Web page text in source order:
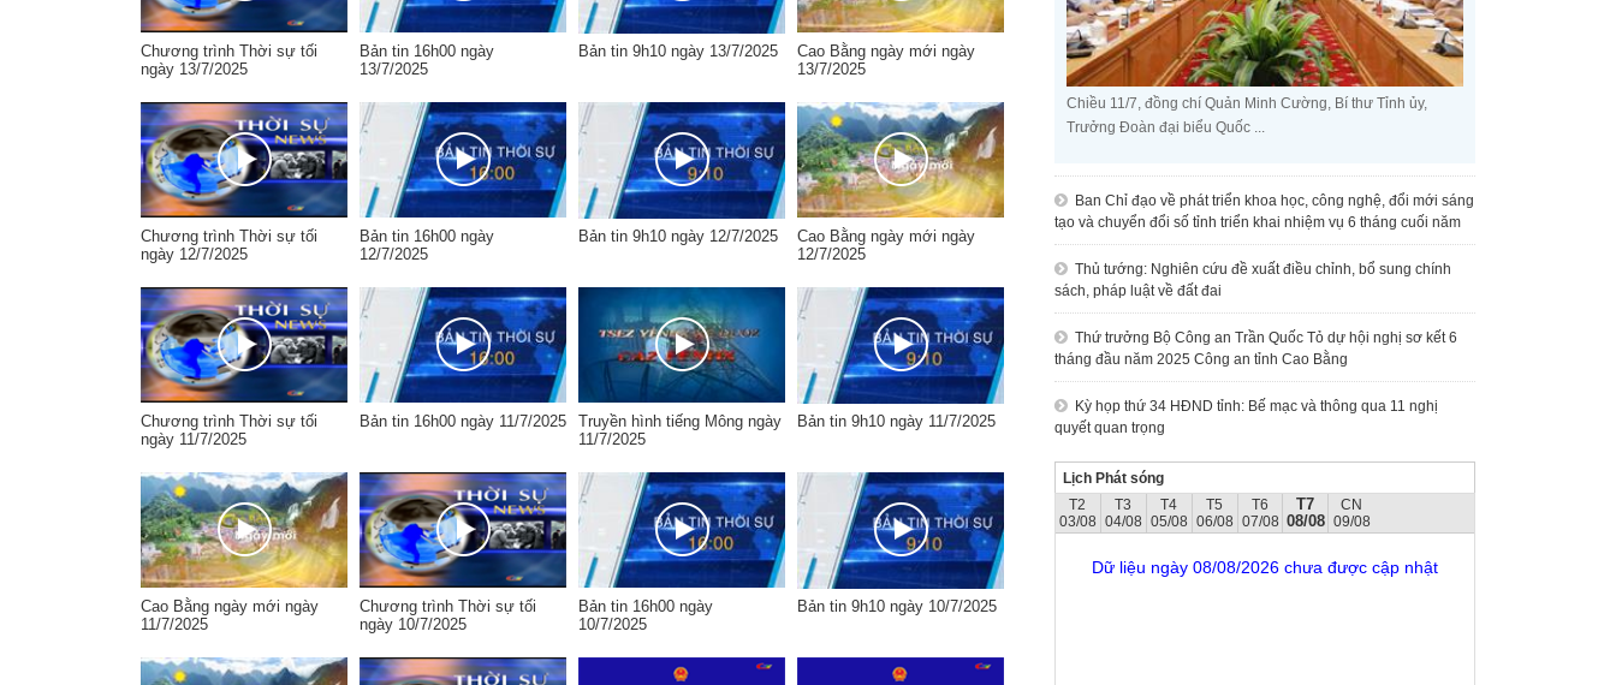
Chương trình Thời sự tối
ngày 13/7/2025
Bản tin 16h00 ngày
13/7/2025
Bản tin 9h10 ngày 13/7/2025
Cao Bằng ngày mới ngày
13/7/2025
Chương trình Thời sự tối
ngày 12/7/2025
Bản tin 16h00 ngày
12/7/2025
Bản tin 9h10 ngày 12/7/2025
Cao Bằng ngày mới ngày
12/7/2025
Chương trình Thời sự tối
ngày 11/7/2025
Bản tin 16h00 ngày 11/7/2025
Truyền hình tiếng Mông ngày
11/7/2025
Bản tin 9h10 ngày 11/7/2025
Cao Bằng ngày mới ngày
11/7/2025
Chương trình Thời sự tối
ngày 10/7/2025
Bản tin 16h00 ngày
10/7/2025
Bản tin 9h10 ngày 10/7/2025
Chiều 11/7, đồng chí Quản Minh Cường, Bí thư Tỉnh ủy,
Trưởng Đoàn đại biểu Quốc ...
Ban Chỉ đạo về phát triển khoa học, công nghệ, đổi mới sáng
tạo và chuyển đổi số tỉnh triển khai nhiệm vụ 6 tháng cuối năm
Thủ tướng: Nghiên cứu đề xuất điều chỉnh, bổ sung chính
sách, pháp luật về đất đai
Thứ trưởng Bộ Công an Trần Quốc Tỏ dự hội nghị sơ kết 6
tháng đầu năm 2025 Công an tỉnh Cao Bằng
Kỳ họp thứ 34 HĐND tỉnh: Bế mạc và thông qua 11 nghị
quyết quan trọng
Lịch Phát sóng
T2
03/08
T3
04/08
T4
05/08
T5
06/08
T6
07/08
T7
08/08
CN
09/08
Dữ liệu ngày 08/08/2026 chưa được cập nhật